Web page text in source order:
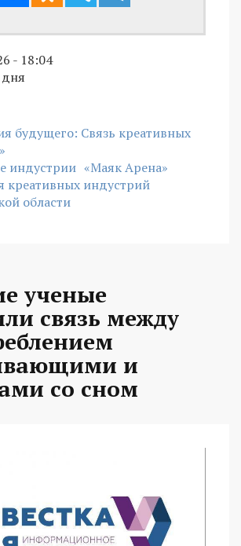
- 18:04
будущего: Связь креативных
индустрии «Маяк Арена»
креативных индустрий
области
ученые
связь между
и
со сном